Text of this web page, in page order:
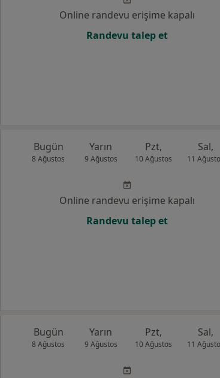
Online randevu erişime kapalı
Randevu talep et
Bugün
8 Ağustos
Yarın
9 Ağustos
Pzt,
10 Ağustos
Sal,
11
Online randevu erişime kapalı
Randevu talep et
Bugün
8 Ağustos
Yarın
9 Ağustos
Pzt,
10 Ağustos
Sal,
11